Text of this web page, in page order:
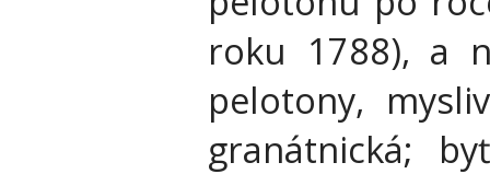
roku 1788), a
pelotony,
granátnická;